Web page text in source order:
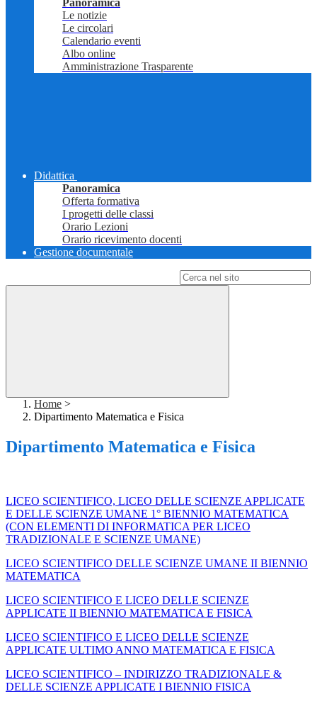
Panoramica
Le notizie
Le circolari
Calendario eventi
Albo online
Amministrazione Trasparente
Didattica
Panoramica
Offerta formativa
I progetti delle classi
Orario Lezioni
Orario ricevimento docenti
Gestione documentale
Home >
Dipartimento Matematica e Fisica
Dipartimento Matematica e Fisica
LICEO SCIENTIFICO, LICEO DELLE SCIENZE APPLICATE
E DELLE SCIENZE UMANE 1° BIENNIO MATEMATICA
(CON ELEMENTI DI INFORMATICA PER LICEO
TRADIZIONALE E SCIENZE UMANE)
LICEO SCIENTIFICO DELLE SCIENZE UMANE II BIENNIO
MATEMATICA
LICEO SCIENTIFICO E LICEO DELLE SCIENZE
APPLICATE II BIENNIO MATEMATICA E FISICA
LICEO SCIENTIFICO E LICEO DELLE SCIENZE
APPLICATE ULTIMO ANNO MATEMATICA E FISICA
LICEO SCIENTIFICO – INDIRIZZO TRADIZIONALE &
DELLE SCIENZE APPLICATE I BIENNIO FISICA